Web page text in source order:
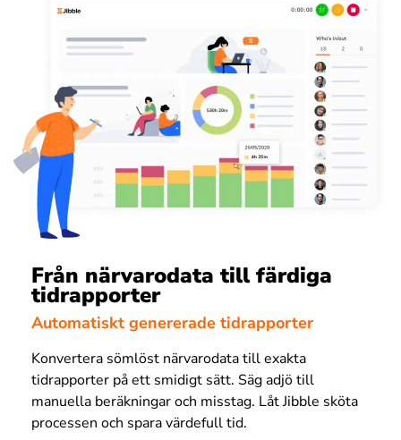
Från närvarodata till färdiga
tidrapporter
Automatiskt genererade tidrapporter
Konvertera sömlöst närvarodata till exakta
tidrapporter på ett smidigt sätt. Säg adjö till
manuella beräkningar och misstag. Låt Jibble sköta
processen och spara värdefull tid.